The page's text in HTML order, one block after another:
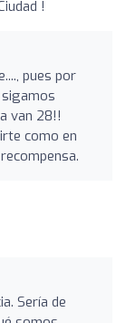
!
pues por
sigamos
van 28!!
como en
Sería de